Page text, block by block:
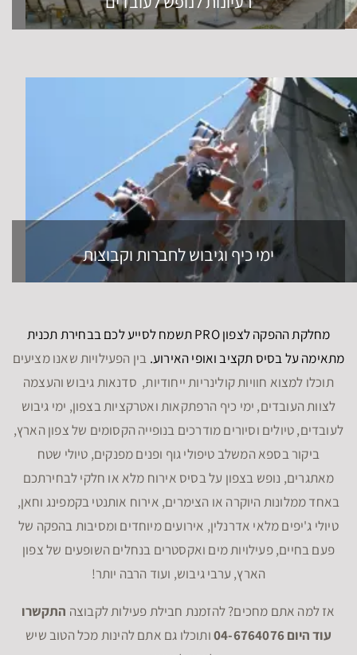
ימי כיף וגיבוש לחברות וקבוצות
מחלקת ההפקה לצפון PRO תשמח לסייע לכם בבחירת תכנית
מתאימה על בסיס תקציב ואופי האירוע. בין הפעילויות שאנו מציעים
תוכלו למצוא חוויות קולינריות ייחודיות, סדנאות גיבוש והעצמה
לצוות העובדים, ימי כיף הרפתקאות ואטרקציות בצפון, ימי גיבוש
לעובדים, טיולים וסיורים מודרכים בנופייה הקסומים של צפון הארץ,
ביקור בספא המשלב טיפולי גוף ופנים מפנקים, טיולי שטח
מאתגרים, נופש בצפון על בסיס אירוח מלא או חלקי לבחירתכם
באחד ממלונות היוקרה או הצימרים, אירוח אותנטי בקמפינג וחאן,
טיולי ג'יפים מלאי אדרנלין, אירועים מיוחדים ומסיבות בהפקה של
פעם בחיים, פעילויות מים ואקסטרים בנחלים השופעים של צפון
הארץ, ערבי גיבוש, ועוד הרבה יותר!
אז למה אתם מחכים? להזמנת חבילת פעילות לקבוצה התקשרו
עוד היום 04-6764076
ותוכלו גם אתם להינות מכל הטוב שיש